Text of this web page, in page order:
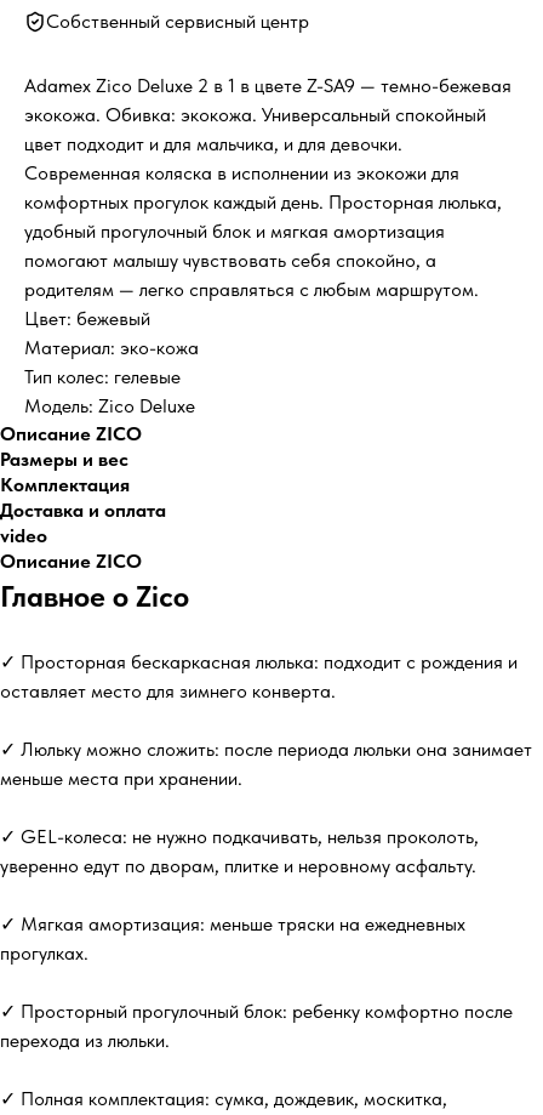
Собственный сервисный центр
Adamex Zico Deluxe 2 в 1 в цвете Z-SA9 — темно-бежевая
экокожа. Обивка: экокожа. Универсальный спокойный
цвет подходит и для мальчика, и для девочки.
Современная коляска в исполнении из экокожи для
комфортных прогулок каждый день. Просторная люлька,
удобный прогулочный блок и мягкая амортизация
помогают малышу чувствовать себя спокойно, а
родителям — легко справляться с любым маршрутом.
Цвет: бежевый
Материал: эко-кожа
Тип колес: гелевые
Модель: Zico Deluxe
Описание ZICO
Размеры и вес
Комплектация
Доставка и оплата
video
Описание ZICO
Главное о Zico
✓ Просторная бескаркасная люлька: подходит с рождения и
оставляет место для зимнего конверта.
✓ Люльку можно сложить: после периода люльки она занимает
меньше места при хранении.
✓ GEL-колеса: не нужно подкачивать, нельзя проколоть,
уверенно едут по дворам, плитке и неровному асфальту.
✓ Мягкая амортизация: меньше тряски на ежедневных
прогулках.
✓ Просторный прогулочный блок: ребенку комфортно после
перехода из люльки.
✓ Полная комплектация: сумка, дождевик, москитка,